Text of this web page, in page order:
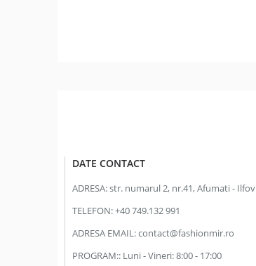
DATE CONTACT
ADRESA:str. numarul 2, nr.41, Afumati - Ilfov
TELEFON:+40 749.132 991
ADRESA EMAIL:contact@fashionmir.ro
PROGRAM:: Luni - Vineri: 8:00 - 17:00